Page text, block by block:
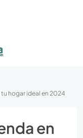
hogar ideal en 2024
en